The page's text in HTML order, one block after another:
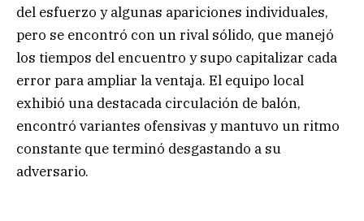
del esfuerzo y algunas apariciones individuales,
pero se encontró con un rival sólido, que manejó
los tiempos del encuentro y supo capitalizar cada
error para ampliar la ventaja. El equipo local
exhibió una destacada circulación de balón,
encontró variantes ofensivas y mantuvo un ritmo
constante que terminó desgastando a su
adversario.